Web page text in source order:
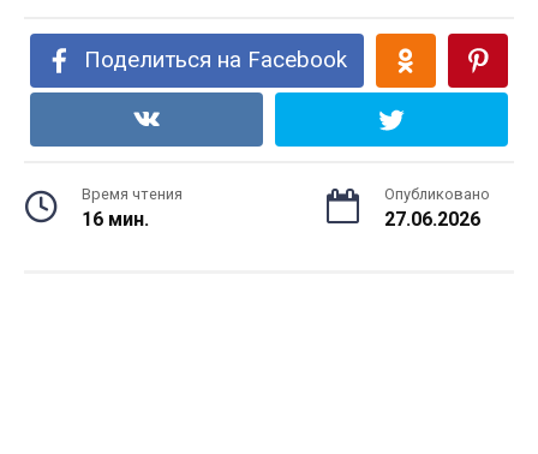
Поделиться на Facebook
Время чтения
16 мин.
Опубликовано
27.06.2026